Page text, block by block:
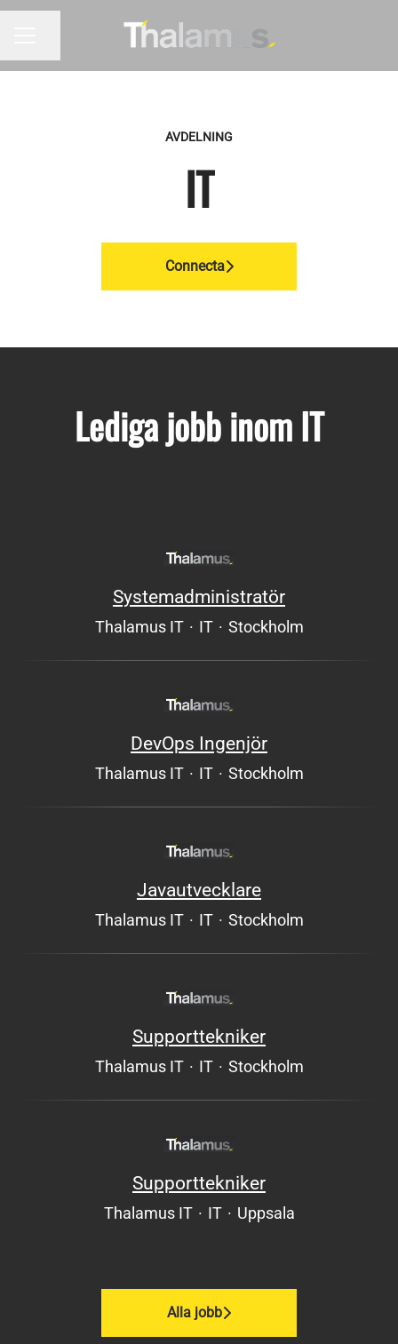
AVDELNING
IT
Connecta
Lediga jobb inom IT
Systemadministratör
Thalamus IT · IT · Stockholm
DevOps Ingenjör
Thalamus IT · IT · Stockholm
Javautvecklare
Thalamus IT · IT · Stockholm
Supporttekniker
Thalamus IT · IT · Stockholm
Supporttekniker
Thalamus IT · IT · Uppsala
Alla jobb